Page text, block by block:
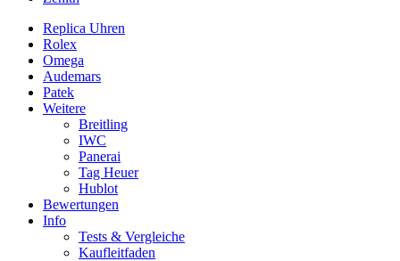
Replica Uhren
Rolex
Omega
Audemars
Patek
Weitere
Breitling
IWC
Panerai
Tag Heuer
Hublot
Bewertungen
Info
Tests & Vergleiche
Kaufleitfaden